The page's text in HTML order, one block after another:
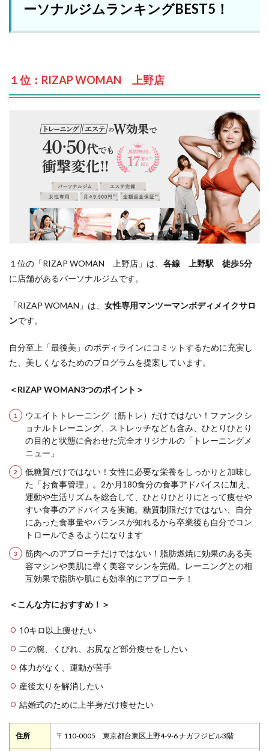
ーソナルジムランキングBEST5！
１位：RIZAP WOMAN 上野店
１位の「RIZAP WOMAN 上野店」は、 各線 上野駅 徒歩5分
に店舗があるパーソナルジムです。
「RIZAP WOMAN」は、 女性専用マンツーマンボディメイクサロ
ンです。
自分至上「最後美」のボディラインにコミットするために充実し
た、美しくなるためのプログラムを提案しています。
＜RIZAP WOMAN3つのポイント＞
ウエイトトレーニング（筋トレ）だけではない！ファンクシ
ョナルトレーニング、ストレッチなども含み、ひとりひとり
の目的と状態に合わせた完全オリジナルの「トレーニングメ
ニュー」
低糖質だけではない！女性に必要な栄養をしっかりと加味し
た「お食事管理」。2か月180食分の食事アドバイスに加え、
運動や生活リズムを総合して、ひとりひとりにとって痩せや
すい食事のアドバイスを実施。糖質制限だけではない、自分
にあった食事量やバランスが知れるから卒業後も自分でコン
トロールできるようになります
筋肉へのアプローチだけではない！脂肪燃焼に効果のある美
容マシンや美肌に導く美容マシンを完備。レーニングとの相
互効果で脂肪や肌にも効率的にアプローチ！
＜こんな方におすすめ！＞
10キロ以上痩せたい
二の腕、くびれ、お尻など部分痩せをしたい
体力がなく、運動が苦手
産後太りを解消したい
結婚式のために上半身だけ痩せたい
住所 〒110-0005 東京都台東区上野4-9-6 ナガフジビル3階